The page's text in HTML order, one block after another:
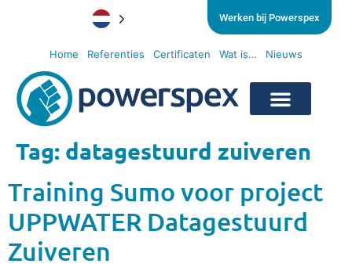
Home Referenties Certificaten Wat is… Nieuws
Werken bij Powerspex
Tag: datagestuurd zuiveren
Training Sumo voor project
UPPWATER Datagestuurd
Zuiveren